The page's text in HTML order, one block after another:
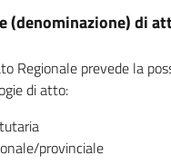
(denominazione) di
Regionale prevede la
di atto:
provinciale